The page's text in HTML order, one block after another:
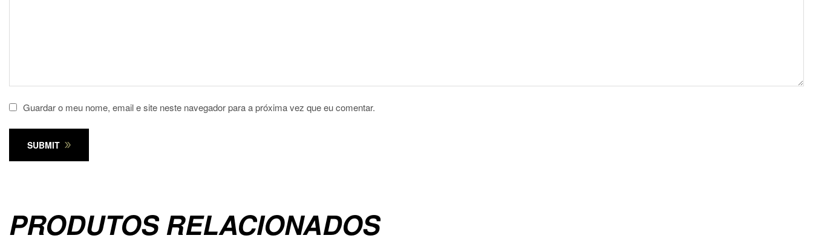
Guardar o meu nome, email e site neste navegador para a próxima vez que eu comentar.
SUBMIT
PRODUTOS RELACIONADOS